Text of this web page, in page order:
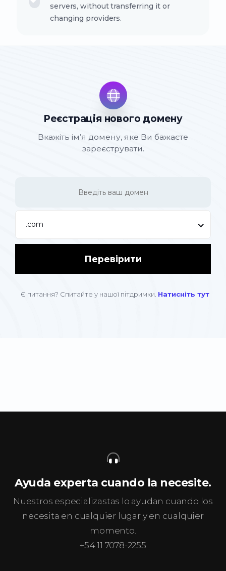
servers, without transferring it or
changing providers.
Реєстрація нового домену
Вкажіть ім’я домену, яке Ви бажаєте
зареєструвати.
.com
Перевірити
Є питання? Спитайте у нашої пітдримки. Натисніть тут
Ayuda experta cuando la necesite.
Nuestros especializastas lo ayudan cuando los
necesita en cualquier lugar y en cualquier
momento.
+54 11 7078-2255